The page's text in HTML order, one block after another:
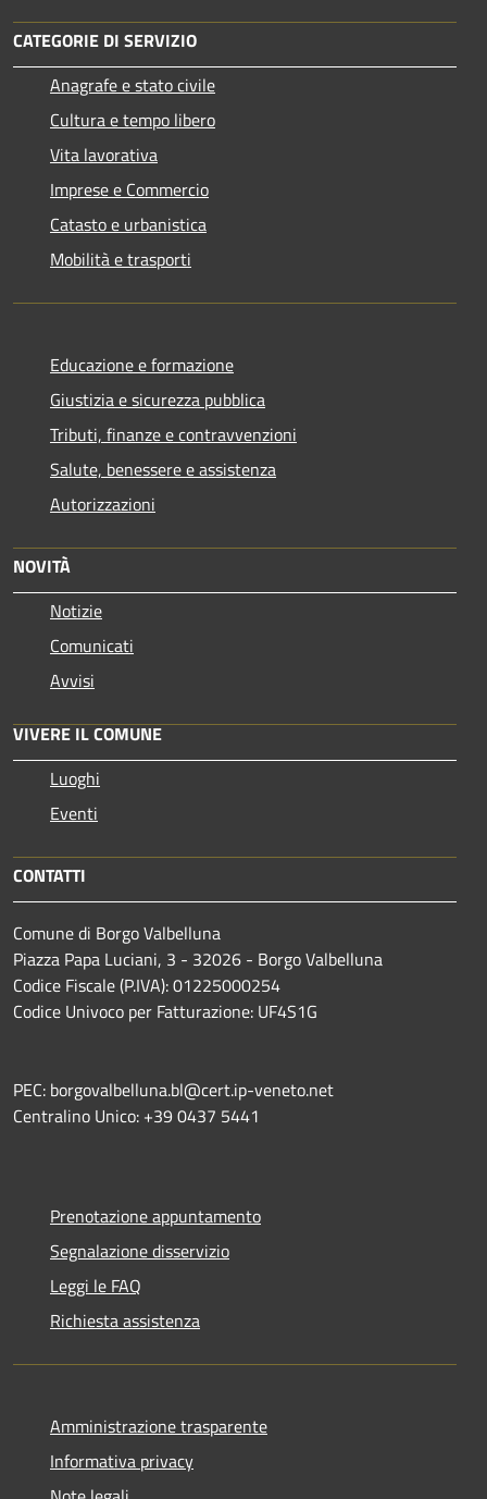
CATEGORIE DI SERVIZIO
Anagrafe e stato civile
Cultura e tempo libero
Vita lavorativa
Imprese e Commercio
Catasto e urbanistica
Mobilità e trasporti
Educazione e formazione
Giustizia e sicurezza pubblica
Tributi, finanze e contravvenzioni
Salute, benessere e assistenza
Autorizzazioni
NOVITÀ
Notizie
Comunicati
Avvisi
VIVERE IL COMUNE
Luoghi
Eventi
CONTATTI
Comune di Borgo Valbelluna
Piazza Papa Luciani, 3 - 32026 - Borgo Valbelluna
Codice Fiscale (P.IVA): 01225000254
Codice Univoco per Fatturazione: UF4S1G
PEC: borgovalbelluna.bl@cert.ip-veneto.net
Centralino Unico: +39 0437 5441
Prenotazione appuntamento
Segnalazione disservizio
Leggi le FAQ
Richiesta assistenza
Amministrazione trasparente
Informativa privacy